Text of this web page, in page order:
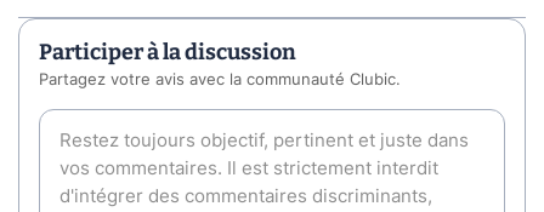
Participer à la discussion
Partagez votre avis avec la communauté Clubic.